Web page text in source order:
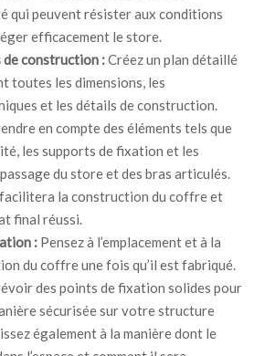
qui peuvent résister aux conditions
efficacement le store.
construction :Créez un plan détaillé
toutes les dimensions, les
et les détails de construction.
en compte des éléments tels que
les supports de fixation et les
du store et des bras articulés.
facilitera la construction du coffre et
final réussi.
: Pensez à l’emplacement et à la
du coffre une fois qu’il est fabriqué.
des points de fixation solides pour
sécurisée sur votre structure
également à la manière dont le